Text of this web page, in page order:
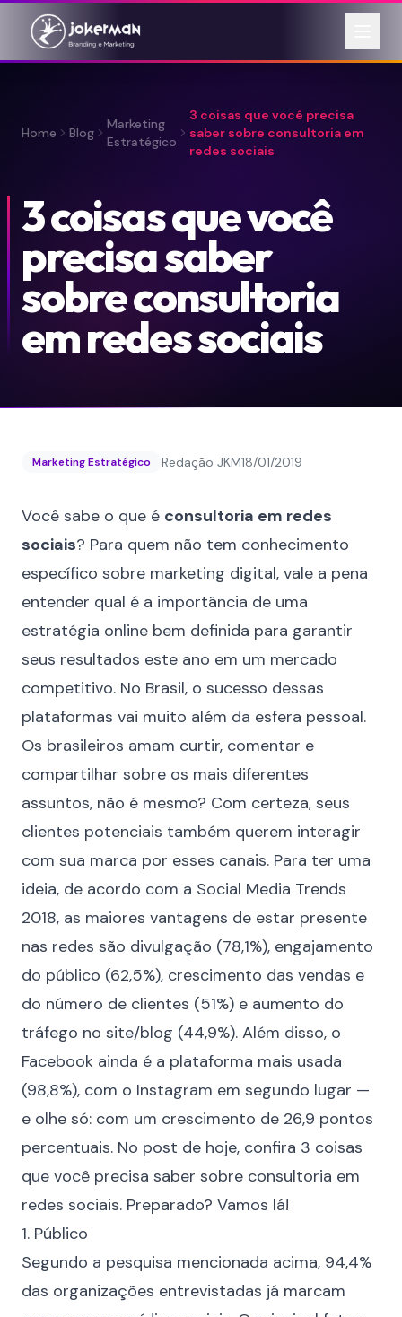
Home Blog
Marketing
Estratégico
3 coisas que você precisa
saber sobre consultoria em
redes sociais
3 coisas que você
precisa saber
sobre consultoria
em redes sociais
Marketing Estratégico Redação JKM18/01/2019
Você sabe o que é consultoria em redes
sociais? Para quem não tem conhecimento
específico sobre marketing digital, vale a pena
entender qual é a importância de uma
estratégia online bem definida para garantir
seus resultados este ano em um mercado
competitivo. No Brasil, o sucesso dessas
plataformas vai muito além da esfera pessoal.
Os brasileiros amam curtir, comentar e
compartilhar sobre os mais diferentes
assuntos, não é mesmo? Com certeza, seus
clientes potenciais também querem interagir
com sua marca por esses canais. Para ter uma
ideia, de acordo com a Social Media Trends
2018, as maiores vantagens de estar presente
nas redes são divulgação (78,1%), engajamento
do público (62,5%), crescimento das vendas e
do número de clientes (51%) e aumento do
tráfego no site/blog (44,9%). Além disso, o
Facebook ainda é a plataforma mais usada
(98,8%), com o Instagram em segundo lugar —
e olhe só: com um crescimento de 26,9 pontos
percentuais. No post de hoje, confira 3 coisas
que você precisa saber sobre consultoria em
redes sociais. Preparado? Vamos lá!
1. Público
Segundo a pesquisa mencionada acima, 94,4%
das organizações entrevistadas já marcam